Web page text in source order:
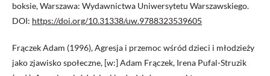
boksie, Warszawa: Wydawnictwa Uniwersytetu Warszawskiego.
DOI: https://doi.org/10.31338/uw.9788323539605
Frączek Adam (1996), Agresja i przemoc wśród dzieci i młodzieży
jako zjawisko społeczne, [w:] Adam Frączek, Irena Pufal-Struzik